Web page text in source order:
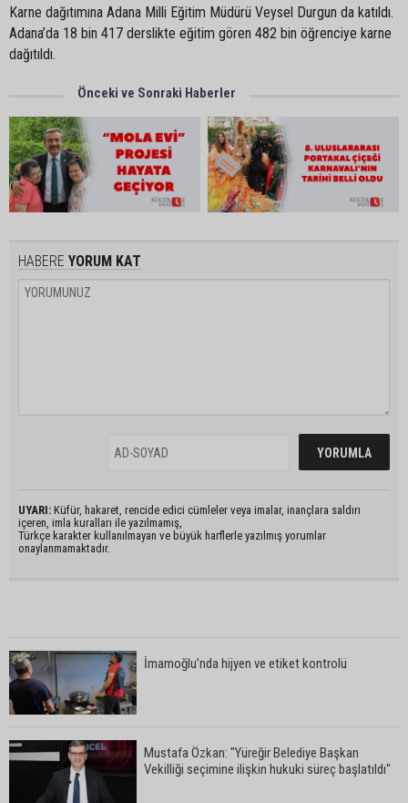
Karne dağıtımına Adana Milli Eğitim Müdürü Veysel Durgun da katıldı.
Adana’da 18 bin 417 derslikte eğitim gören 482 bin öğrenciye karne
dağıtıldı.
Önceki ve Sonraki Haberler
HABERE YORUM KAT
UYARI: Küfür, hakaret, rencide edici cümleler veya imalar, inançlara saldırı
içeren, imla kuralları ile yazılmamış,
Türkçe karakter kullanılmayan ve büyük harflerle yazılmış yorumlar
onaylanmamaktadır.
İmamoğlu’nda hijyen ve etiket kontrolü
Mustafa Özkan: "Yüreğir Belediye Başkan
Vekilliği seçimine ilişkin hukuki süreç başlatıldı"